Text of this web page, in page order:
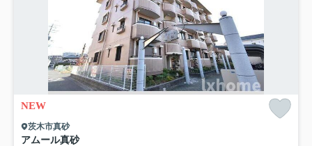
NEW
茨木市真砂
アムール真砂